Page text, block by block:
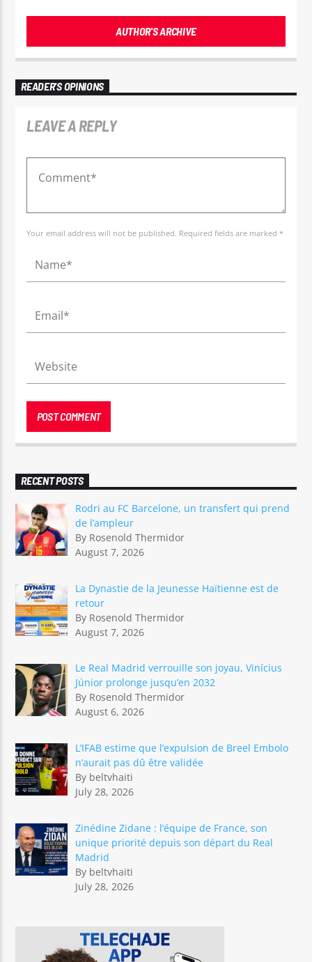
AUTHOR'S ARCHIVE
READER'S OPINIONS
LEAVE A REPLY
Your email address will not be published. Required fields are marked *
RECENT POSTS
Rodri au FC Barcelone, un transfert qui prend
de l’ampleur
By Rosenold Thermidor
August 7, 2026
La Dynastie de la Jeunesse Haïtienne est de
retour
By Rosenold Thermidor
August 7, 2026
Le Real Madrid verrouille son joyau, Vinícius
Júnior prolonge jusqu’en 2032
By Rosenold Thermidor
August 6, 2026
L’IFAB estime que l’expulsion de Breel Embolo
n’aurait pas dû être validée
By beltvhaiti
July 28, 2026
Zinédine Zidane : l’équipe de France, son
unique priorité depuis son départ du Real
Madrid
By beltvhaiti
July 28, 2026